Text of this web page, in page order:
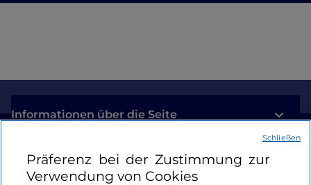
Informationen über die Seite
Nützliche Links
Präferenz bei der Zustimmung zur
Verwendung von Cookies
Schließen